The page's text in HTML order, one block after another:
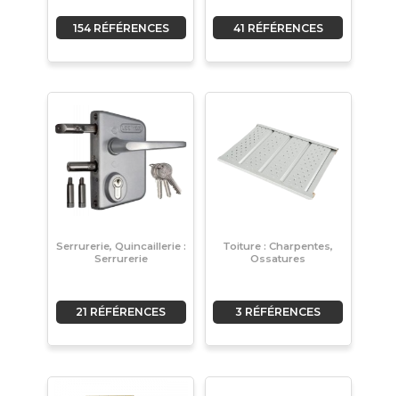
154 RÉFÉRENCES 41 RÉFÉRENCES
Serrurerie, Quincaillerie :
Serrurerie
21 RÉFÉRENCES
Toiture : Charpentes,
Ossatures
3 RÉFÉRENCES